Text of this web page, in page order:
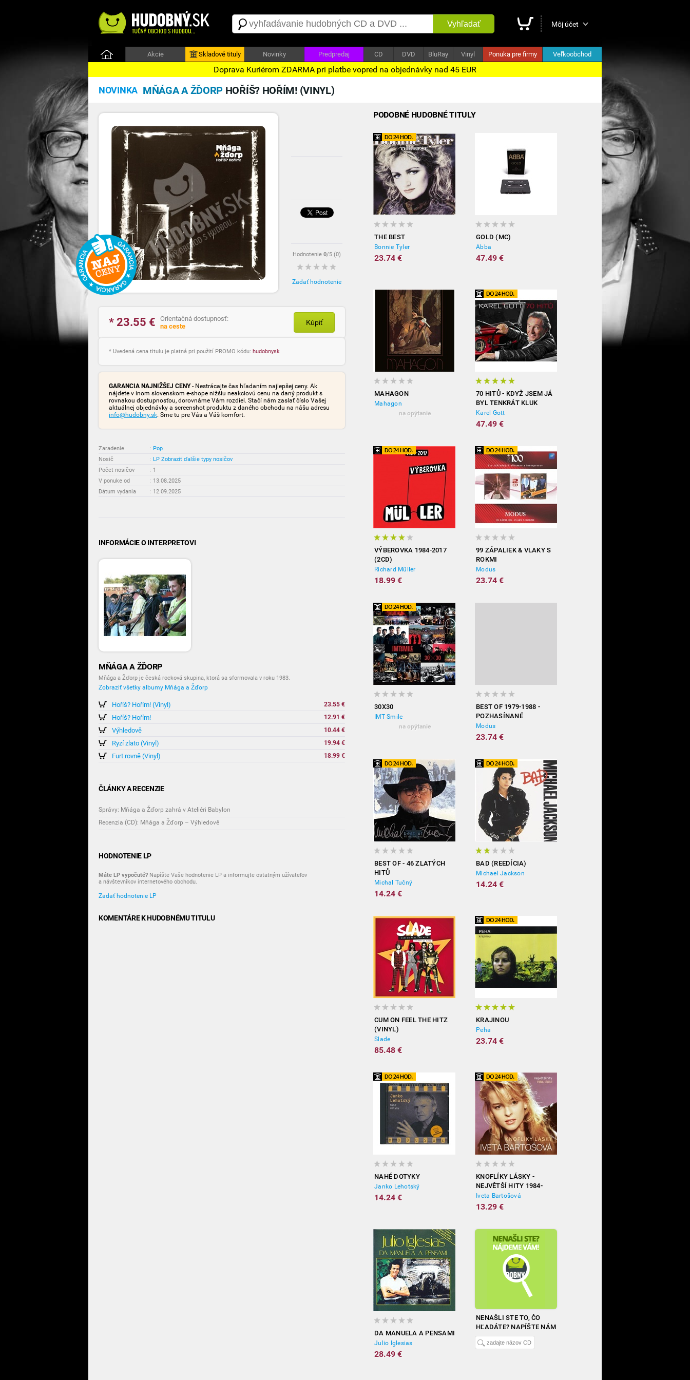
Vyhľadať Môj účet
Akcie Skladové tituly Novinky Predpredaj CD DVD BluRay Vinyl Ponuka pre firmy Veľkoobchod
Doprava Kuriérom ZDARMA pri platbe vopred na objednávky nad 45 EUR
NOVINKA MŇÁGA A ŽĎORP HOŘÍŠ? HOŘÍM! (VINYL)
Hodnotenie 0/5 (0)
Zadať hodnotenie
* 23.55 €
Orientačná dostupnosť:
na ceste
Kúpiť
* Uvedená cena titulu je platná pri použití PROMO kódu: hudobnysk
GARANCIA NAJNIŽŠEJ CENY- Nestrácajte čas hľadaním najlepšej ceny. Ak
nájdete v inom slovenskom e-shope nižšiu neakciovú cenu na daný produkt s
rovnakou dostupnosťou, dorovnáme Vám rozdiel. Stačí nám zaslať číslo Vašej
aktuálnej objednávky a screenshot produktu z daného obchodu na nášu adresu
info@hudobny.sk. Sme tu pre Vás a Váš komfort.
Zaradenie : Pop
Nosič
: LP Zobraziť ďalšie typy nosičov
Počet nosičov
: 1
V ponuke od
: 13.08.2025
Dátum vydania
: 12.09.2025
INFORMÁCIE O INTERPRETOVI
MŇÁGA A ŽĎORP
Mňága a Žďorp je česká rocková skupina, ktorá sa sformovala v roku 1983.
Zobraziť všetky albumy Mňága a Žďorp
Hoříš? Hořím! (Vinyl) 23.55 €
Hoříš? Hořím! 12.91 €
Výhledově 10.44 €
Ryzí zlato (Vinyl) 19.94 €
Furt rovně (Vinyl) 18.99 €
ČLÁNKY A RECENZIE
Správy: Mňága a Žďorp zahrá v Ateliéri Babylon
Recenzia (CD): Mňága a Žďorp – Výhledově
HODNOTENIE LP
Máte LP vypočuté? Napíšte Vaše hodnotenie LP a informujte ostatným užívateľov
a návštevníkov internetového obchodu.
Zadať hodnotenie LP
KOMENTÁRE K HUDOBNÉMU TITULU
PODOBNÉ HUDOBNÉ TITULY
THE BEST
Bonnie Tyler
23.74 €
GOLD (MC)
Abba
47.49 €
MAHAGON
Mahagon
na opýtanie
70 HITŮ - KDYŽ JSEM JÁ
BYL TENKRÁT KLUK
(3CD)
Karel Gott
47.49 €
VÝBEROVKA 1984-2017
(2CD)
Richard Müller
18.99 €
99 ZÁPALIEK & VLAKY S
ROKMI
Modus
23.74 €
30X30
IMT Smile
na opýtanie
BEST OF 1979-1988 -
POZHASÍNANÉ
Modus
23.74 €
BEST OF - 46 ZLATÝCH
HITŮ
Michal Tučný
14.24 €
BAD (REEDÍCIA)
Michael Jackson
14.24 €
CUM ON FEEL THE HITZ
(VINYL)
Slade
85.48 €
KRAJINOU
Peha
23.74 €
NAHÉ DOTYKY
Janko Lehotský
14.24 €
KNOFLÍKY LÁSKY -
NEJVĚTŠÍ HITY 1984-
2012
Iveta Bartošová
13.29 €
DA MANUELA A PENSAMI
Julio Iglesias
28.49 €
NENAŠLI STE TO, ČO
HĽADÁTE? NAPÍŠTE NÁM